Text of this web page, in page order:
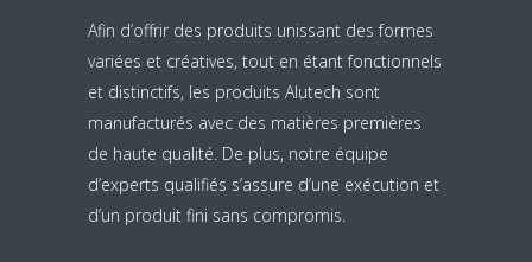
Afin d’offrir des produits unissant des formes
variées et créatives, tout en étant fonctionnels
et distinctifs, les produits Alutech sont
manufacturés avec des matières premières
de haute qualité. De plus, notre équipe
d’experts qualifiés s’assure d’une exécution et
d’un produit fini sans compromis.